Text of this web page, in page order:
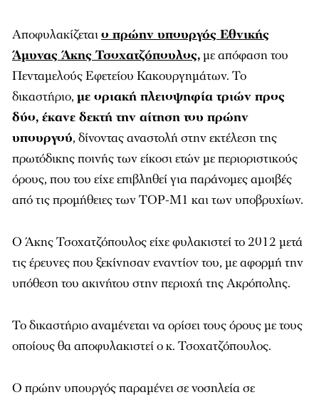
Αποφυλακίζεταιο πρώην υπουργός Εθνικής
Άμυνας Άκης Τσοχατζόπουλος,με απόφαση του
Πενταμελούς Εφετείου Κακουργημάτων. Το
δικαστήριο, με οριακή πλειοψηφία τριών προς
δύο, έκανε δεκτή την αίτηση του πρώην
υπουργού, δίνοντας αναστολή στην εκτέλεση της
πρωτόδικης ποινής των είκοσι ετών με περιοριστικούς
όρους, που του είχε επιβληθεί για παράνομες αμοιβές
από τις προμήθειες των ΤΟΡ-Μ1 και των υποβρυχίων.
Ο Άκης Τσοχατζόπουλος είχε φυλακιστεί το 2012 μετά
τις έρευνες που ξεκίνησαν εναντίον του, με αφορμή την
υπόθεση του ακινήτου στην περιοχή της Ακρόπολης.
Το δικαστήριο αναμένεται να ορίσει τους όρους με τους
οποίους θα αποφυλακιστεί ο κ. Τσοχατζόπουλος.
Ο πρώην υπουργός παραμένει σε νοσηλεία σε